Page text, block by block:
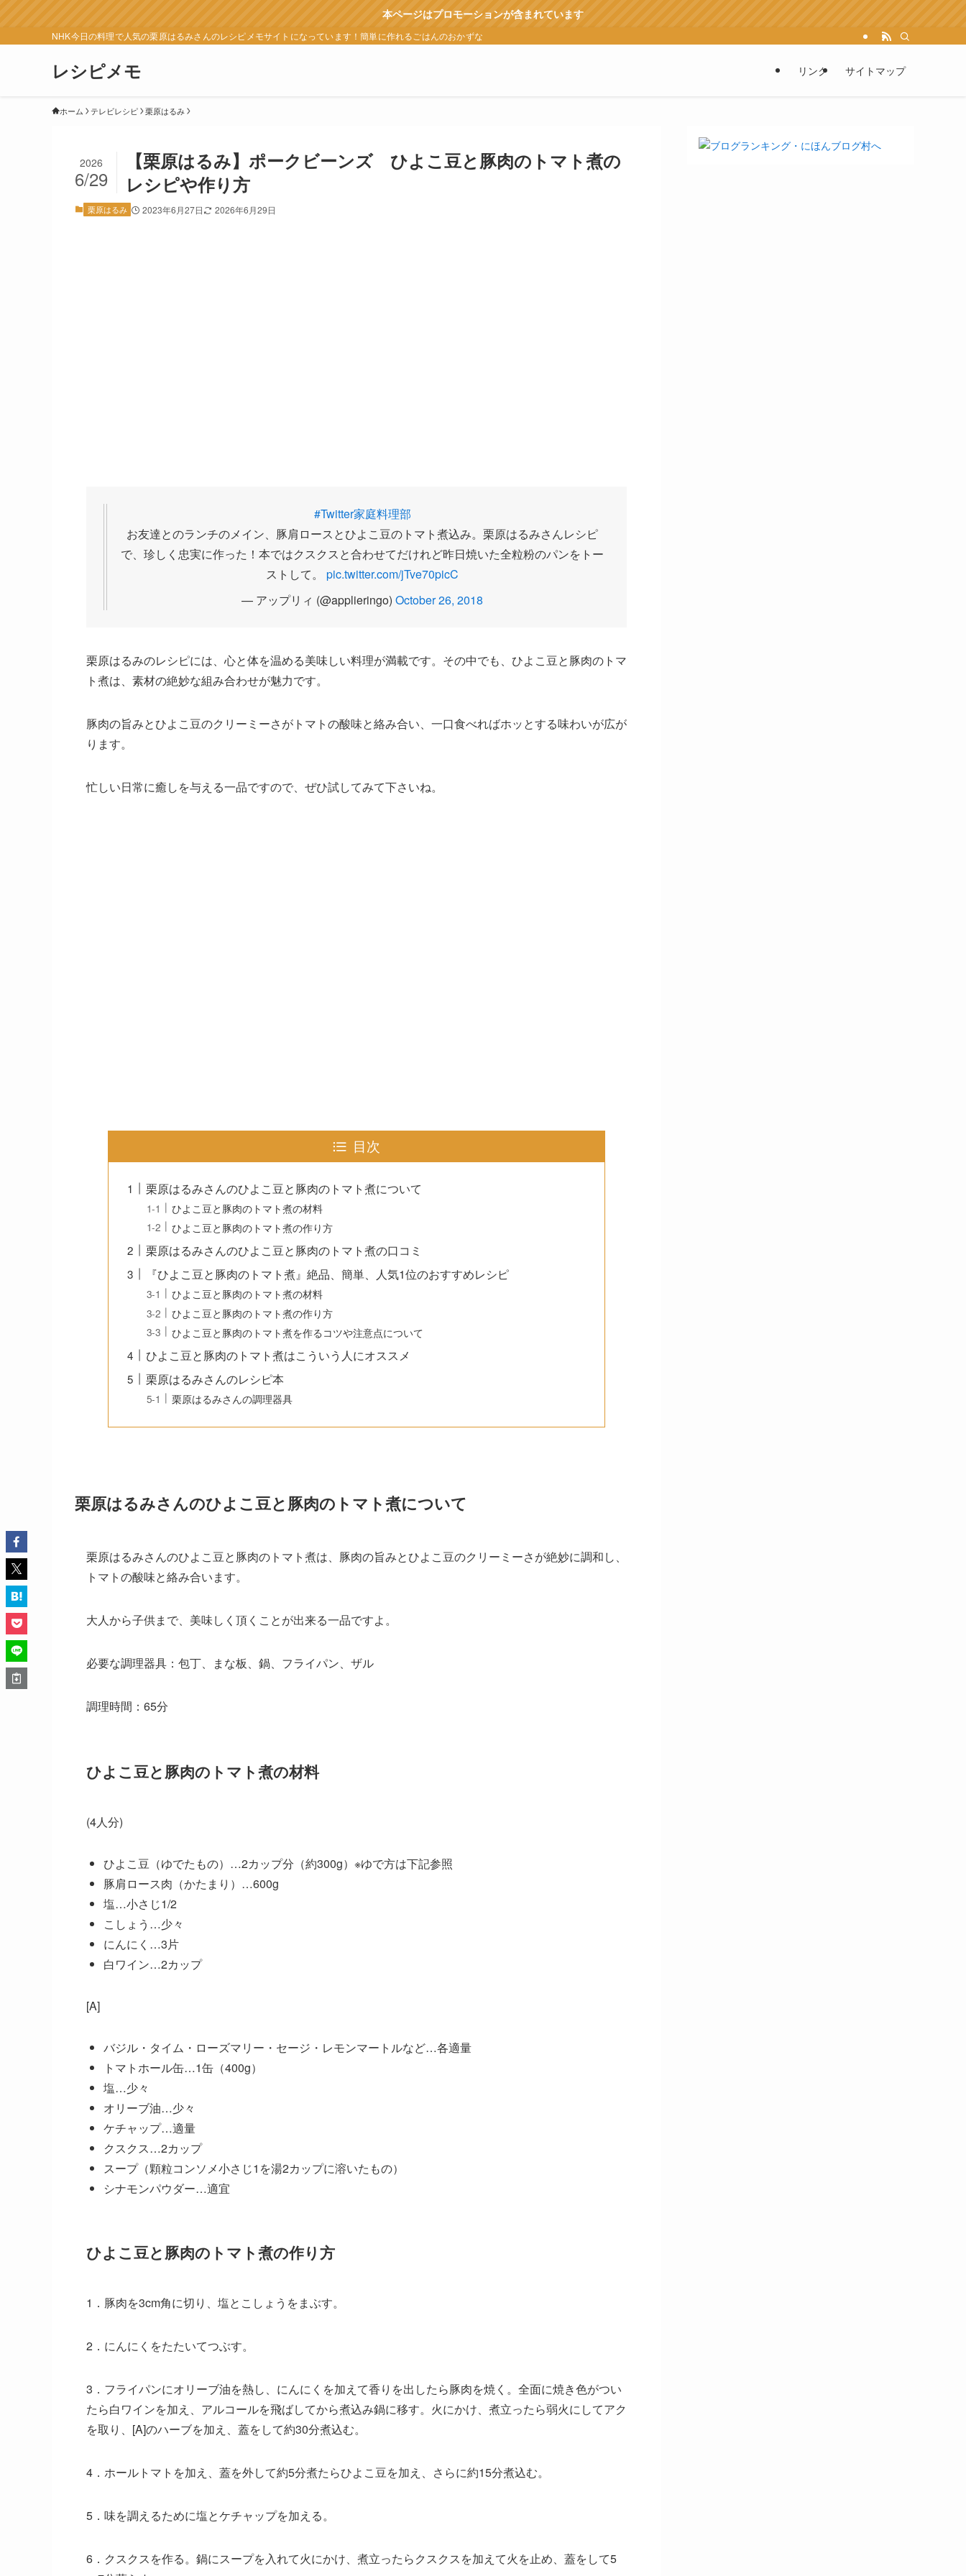
本ページはプロモーションが含まれています
NHK今日の料理で人気の栗原はるみさんのレシピメモサイトになっています！簡単に作れるごはんのおかずなどをランキングなどでも紹介
レシピメモ リンク サイトマップ
ホーム テレビレシピ 栗原はるみ
【栗原はるみ】ポークビーンズ ひよこ豆と豚肉のトマト煮の
レシピや作り方
2026
6/29
栗原はるみ 2023年6月27日 2026年6月29日
#Twitter家庭料理部
お友達とのランチのメイン、豚肩ロースとひよこ豆のトマト煮込み。栗原はるみさんレシピ
で、珍しく忠実に作った！本ではクスクスと合わせてだけれど昨日焼いた全粒粉のパンをトー
ストして。 pic.twitter.com/jTve70picC
— アップリィ (@applieringo) October 26, 2018
栗原はるみのレシピには、心と体を温める美味しい料理が満載です。その中でも、ひよこ豆と豚肉のトマ
ト煮は、素材の絶妙な組み合わせが魅力です。
豚肉の旨みとひよこ豆のクリーミーさがトマトの酸味と絡み合い、一口食べればホッとする味わいが広が
ります。
忙しい日常に癒しを与える一品ですので、ぜひ試してみて下さいね。
目次
栗原はるみさんのひよこ豆と豚肉のトマト煮について
ひよこ豆と豚肉のトマト煮の材料
ひよこ豆と豚肉のトマト煮の作り方
栗原はるみさんのひよこ豆と豚肉のトマト煮の口コミ
『ひよこ豆と豚肉のトマト煮』絶品、簡単、人気1位のおすすめレシピ
ひよこ豆と豚肉のトマト煮の材料
ひよこ豆と豚肉のトマト煮の作り方
ひよこ豆と豚肉のトマト煮を作るコツや注意点について
ひよこ豆と豚肉のトマト煮はこういう人にオススメ
栗原はるみさんのレシピ本
栗原はるみさんの調理器具
栗原はるみさんのひよこ豆と豚肉のトマト煮について
栗原はるみさんのひよこ豆と豚肉のトマト煮は、豚肉の旨みとひよこ豆のクリーミーさが絶妙に調和し、
トマトの酸味と絡み合います。
大人から子供まで、美味しく頂くことが出来る一品ですよ。
必要な調理器具：包丁、まな板、鍋、フライパン、ザル
調理時間：65分
ひよこ豆と豚肉のトマト煮の材料
(4人分)
ひよこ豆（ゆでたもの）…2カップ分（約300g）※ゆで方は下記参照
豚肩ロース肉（かたまり）…600g
塩…小さじ1/2
こしょう…少々
にんにく…3片
白ワイン…2カップ
[A]
バジル・タイム・ローズマリー・セージ・レモンマートルなど…各適量
トマトホール缶…1缶（400g）
塩…少々
オリーブ油…少々
ケチャップ…適量
クスクス…2カップ
スープ（顆粒コンソメ小さじ1を湯2カップに溶いたもの）
シナモンパウダー…適宜
ひよこ豆と豚肉のトマト煮の作り方
1．豚肉を3cm角に切り、塩とこしょうをまぶす。
2．にんにくをたたいてつぶす。
3．フライパンにオリーブ油を熱し、にんにくを加えて香りを出したら豚肉を焼く。全面に焼き色がつい
たら白ワインを加え、アルコールを飛ばしてから煮込み鍋に移す。火にかけ、煮立ったら弱火にしてアク
を取り、[A]のハーブを加え、蓋をして約30分煮込む。
4．ホールトマトを加え、蓋を外して約5分煮たらひよこ豆を加え、さらに約15分煮込む。
5．味を調えるために塩とケチャップを加える。
6．クスクスを作る。鍋にスープを入れて火にかけ、煮立ったらクスクスを加えて火を止め、蓋をして5